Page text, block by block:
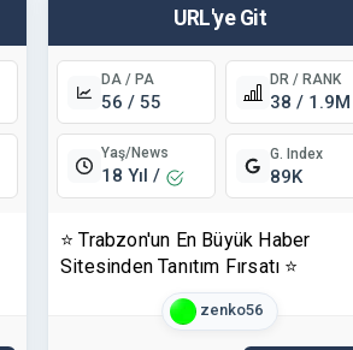
URL'ye Git
DA / PA
56 / 55
DR / RANK
38 / 1.9M
Yaş/News
18 Yıl /
G. Index
89K
⭐ Trabzon'un En Büyük Haber
Sitesinden Tanıtım Fırsatı ⭐
zenko56